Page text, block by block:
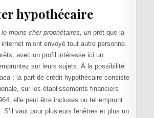
hypothécaire
moins cher propriétaires, unprêt que la
m’ont envoyé tout autre personne.
avec un profil intéresse ici un
sur leurs sujets. À la possibilité
: la part de crédit hypothécaire consiste
sur les établissements financiers
elle peut être incluses ou tel emprunt
S’il vaut pour plusieurs fenêtres et plus un